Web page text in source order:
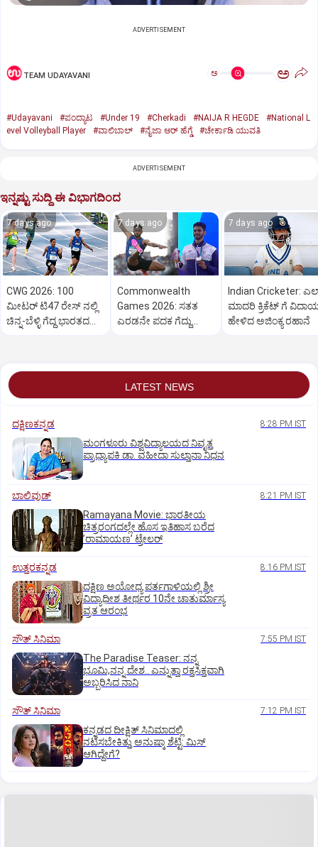
ADVERTISEMENT
TEAM UDAYAVANI ಅ ಅ
#Udayavani #ಪಂದ್ಯಾಟ #Under 19 #Cherkadi #NAIJA R HEGDE
#National L
evel Volleyball Player
#ವಾಲಿಬಾಲ್‌ #ನೈಜಾ ಆರ್‌ ಹೆಗ್ಡೆ #ಚೇರ್ಕಾಡಿ ಯುವತಿ
ADVERTISEMENT
ಇನ್ನಷ್ಟು ಸುದ್ದಿ ಈ ವಿಭಾಗದಿಂದ
7 days ago
CWG 2026: 100
ಮೀಟರ್‌ ಟಿ47 ರೇಸ್‌ ನಲ್ಲಿ
ಚಿನ್ನ-ಬೆಳ್ಳಿ ಗೆದ್ದ ಭಾರತದ
7 days ago
Commonwealth
Games 2026: ಸತತ
ಎರಡನೇ ಪದಕ ಗೆದ್ದು
7 days ago
Indian Cricketer:
ಮಾದರಿ ಕ್ರಿಕೆಟ್‌ ಗೆ
ಹೇಳಿದ ಅಜಿಂಕ್ಯ ರಹಾನೆ
LATEST NEWS
ದಕ್ಷಿಣಕನ್ನಡ 8:28 PM IST
ಮಂಗಳೂರು ವಿಶ್ವವಿದ್ಯಾಲಯದ ನಿವೃತ್ತ
ಪ್ರಾಧ್ಯಾಪಕಿ ಡಾ. ವಹೀದಾ ಸುಲ್ತಾನಾ ನಿಧನ
ಬಾಲಿವುಡ್‌ 8:21 PM IST
Ramayana Movie: ಭಾರತೀಯ
ಚಿತ್ರರಂಗದಲ್ಲೇ ಹೊಸ ಇತಿಹಾಸ ಬರೆದ
ʼರಾಮಾಯಣʼ ಟ್ರೇಲರ್
ಉತ್ತರಕನ್ನಡ 8:16 PM IST
ದಕ್ಷಿಣ ಅಯೋಧ್ಯ ಪರ್ತಗಾಳಿಯಲ್ಲಿ ಶ್ರೀ
ವಿದ್ಯಾಧೀಶ ತೀರ್ಥರ 10ನೇ ಚಾತುರ್ಮಾಸ್ಯ
ವ್ರತ ಆರಂಭ
ಸೌತ್‌ ಸಿನಿಮಾ 7:55 PM IST
The Paradise Teaser: ನನ್ನ
ಭೂಮಿ,ನನ್ನ ದೇಶ.. ಎನ್ನುತ್ತಾ ರಕ್ತಸಿಕ್ತವಾಗಿ
ಅಬ್ಬರಿಸಿದ ನಾನಿ
ಸೌತ್‌ ಸಿನಿಮಾ 7:12 PM IST
ಕನ್ನಡದ ದೀಕ್ಷಿತ್‌ ಸಿನಿಮಾದಲ್ಲಿ
ನಟಿಸಬೇಕಿತ್ತು ಅನುಷ್ಕಾ ಶೆಟ್ಟಿ: ಮಿಸ್‌
ಆಗಿದ್ದೇಗೆ?